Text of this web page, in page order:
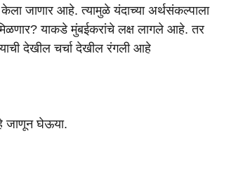
जाणार आहे. त्यामुळे यंदाच्या अर्थसंकल्पाला
याकडे मुंबईकरांचे लक्ष लागले आहे. तर
देखील चर्चा देखील रंगली आहे
जाणून घेऊया.